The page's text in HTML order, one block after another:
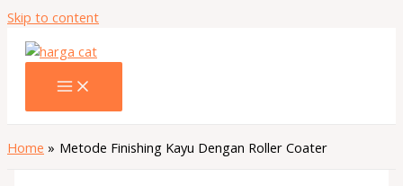
Skip to content
Home Metode Finishing Kayu Dengan Roller Coater